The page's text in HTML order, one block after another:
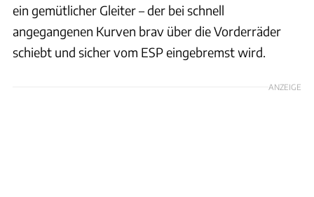
ein gemütlicher Gleiter – der bei schnell
angegangenen Kurven brav über die Vorderräder
schiebt und sicher vom ESP eingebremst wird.
ANZEIGE